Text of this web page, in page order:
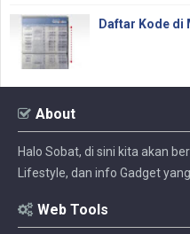
Daftar Kode di
About
Halo Sobat, di sini kita akan
Lifestyle, dan info Gadget
Web Tools